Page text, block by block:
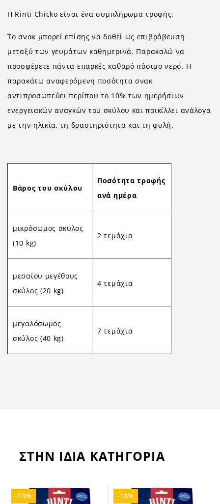
Η Rinti Chicko είναι ένα συμπλήρωμα τροφής.
Το σνακ μπορεί επίσης να δοθεί ως επιβράβευση
μεταξύ των γευμάτων καθημερινά. Παρακαλώ να
προσφέρετε πάντα επαρκές καθαρό πόσιμο νερό. Η
παρακάτω αναφερόμενη ποσότητα σνακ
αντιπροσωπεύει περίπου το 10% των ημερήσιων
ενεργειακών αναγκών του σκύλου και ποικίλλει ανάλογα
με την ηλικία, τη δραστηριότητα και τη φυλή.
Βάρος του σκύλου
Ποσότητα τροφής
ανά ημέρα
μικρόσωμος σκύλος
(10 kg)
2 τεμάχια
μεσαίου μεγέθους
σκύλος (20 kg)
4 τεμάχια
μεγαλόσωμος
σκύλος (40 kg)
7 τεμάχια
ΣΤΗΝ ΙΔΙΑ ΚΑΤΗΓΟΡΙΑ
-10% -10%